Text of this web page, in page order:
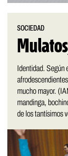
SOCIEDAD
Identidad. Según
mucho mayor.
mandinga,
de los tantísimos